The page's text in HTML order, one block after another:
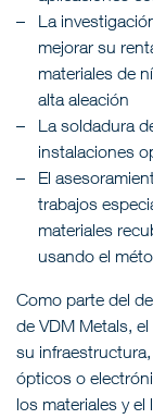
La
mejorar su
materiales de
alta aleación
La soldadura
instalaciones
El
trabajos
materiales
usando el
Como parte del
de VDM Metals,
su
ópticos o
los materiales y